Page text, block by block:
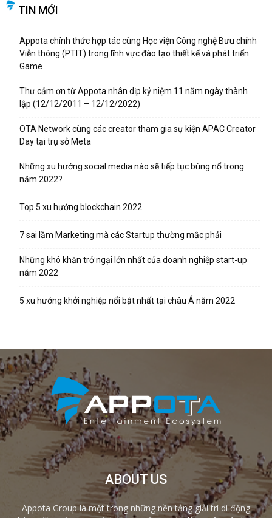
TIN MỚI
Appota chính thức hợp tác cùng Học viện Công nghệ Bưu chính
Viễn thông (PTIT) trong lĩnh vực đào tạo thiết kế và phát triển
Game
Thư cảm ơn từ Appota nhân dịp kỷ niệm 11 năm ngày thành
lập (12/12/2011 – 12/12/2022)
OTA Network cùng các creator tham gia sự kiện APAC Creator
Day tại trụ sở Meta
Những xu hướng social media nào sẽ tiếp tục bùng nổ trong
năm 2022?
Top 5 xu hướng blockchain 2022
7 sai lầm Marketing mà các Startup thường mắc phải
Những khó khăn trở ngại lớn nhất của doanh nghiệp start-up
năm 2022
5 xu hướng khởi nghiệp nổi bật nhất tại châu Á năm 2022
ABOUT US
Appota Group là một trong những nền tảng giải trí di động